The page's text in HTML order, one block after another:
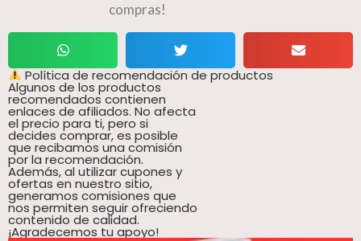
compras!
Política de recomendación de productos
Algunos de los productos
recomendados contienen
enlaces de afiliados. No afecta
el precio para ti, pero si
decides comprar, es posible
que recibamos una comisión
por la recomendación.
Además, al utilizar cupones y
ofertas en nuestro sitio,
generamos comisiones que
nos permiten seguir ofreciendo
contenido de calidad.
¡Agradecemos tu apoyo!